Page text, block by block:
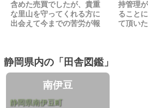
含めた売買でしたが、貴重
な里山を守ってくれる方に
出会えて今までの苦労が報
持管理
ること
て頂い
静岡県内の「田舎図鑑」
南伊豆
静岡県南伊豆町